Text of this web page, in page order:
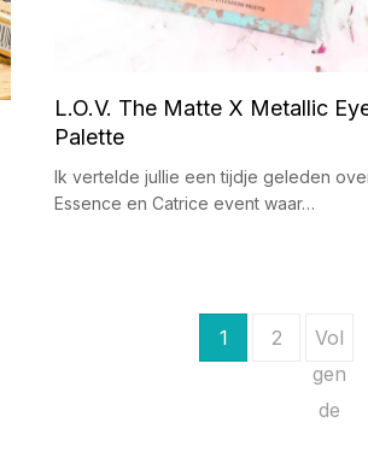
L.O.V. The Matte X Metallic
Palette
Ik vertelde jullie een tijdje geleden over
Essence en Catrice event waar…
1 2
Vol
gen
de